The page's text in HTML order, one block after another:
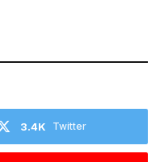
Twitter
3.4K